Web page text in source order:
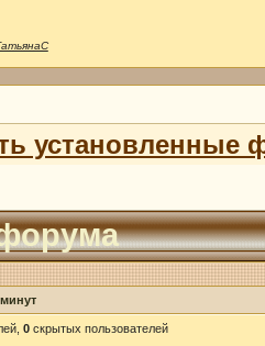
установленные
0скрытых пользователей